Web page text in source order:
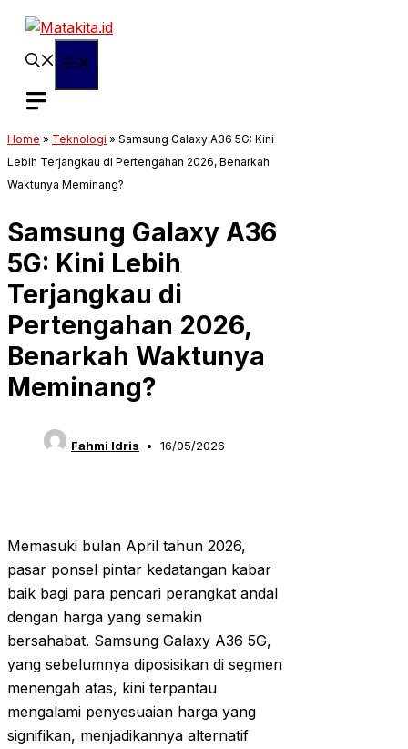
Langsung
Home » Teknologi » Samsung Galaxy A36 5G: Kini
Lebih Terjangkau di Pertengahan 2026, Benarkah
Waktunya Meminang?
Samsung Galaxy A36
5G: Kini Lebih
Terjangkau di
Pertengahan 2026,
Benarkah Waktunya
Meminang?
Fahmi Idris 16/05/2026
Memasuki bulan April tahun 2026,
pasar ponsel pintar kedatangan kabar
baik bagi para pencari perangkat andal
dengan harga yang semakin
bersahabat. Samsung Galaxy A36 5G,
yang sebelumnya diposisikan di segmen
menengah atas, kini terpantau
mengalami penyesuaian harga yang
signifikan, menjadikannya alternatif